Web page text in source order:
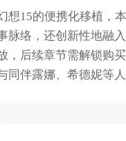
想15的便携化移植，
脉络，还创新性地融入
，后续章节需解锁购
同伴露娜、希德妮等人